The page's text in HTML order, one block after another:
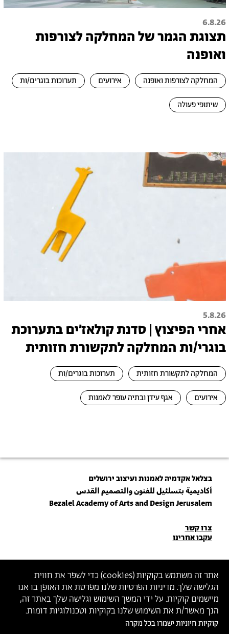
אתר זה משתמש בקוקיות (cookies) כדי לשפר את חווית
הגלישה שלך. מדיניות הפרטיות שלנו מפרטת את האופן בו אנו
מיישמים קוקיות. על ידי המשך השימוש וגלישה שלך באתר זה,
הנך מאשר/ת את השימוש שלנו בקוקיות וטכנולוגיות דומות.
קוקיות חיוניות ישמרו בכל מקרה
6.8.26
תצוגת הגמר של המחלקה לצורפות
ואופנה
המחלקה לצורפות ואופנה אירועים תערוכות בוגרים/ות
שיתופי פעולה
5.8.26
אחרי הפיצוץ | סדנת קולאז׳ים בתערוכת
בוגרי/ות המחלקה לתקשורת חזותית
המחלקה לתקשורת חזותית תערוכות בוגרים/ות
אירועים אגף עידן ובתיה עופר לאמנות
בצלאל אקדמיה לאמנות ועיצוב ירושלים
أكاديمية بتسلئيل للفنون والتصميم القدس
Bezalel Academy of Arts and Design Jerusalem
פרטי
יצירת
קשר
צרו קשר
עקבו אחרינו
הצטרפו לניוזלטר שלנו
הכניסו כתובת מייל
ההצטרפות מהווה הסכמה למדיניות הפרטיות ול תנאי השימוש של בצלאל